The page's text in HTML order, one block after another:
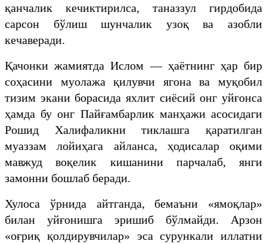
қанчалик кечиктирилса, таназзул гирдобида
сарсон бўлиш шунчалик узоқ ва азобли
кечаверади.
Қачонки жамиятда Ислом — ҳаётнинг ҳар бир
соҳасини муолажа қилувчи ягона ва муқобил
тизим экани борасида яхлит сиёсий онг уйғонса
ҳамда бу онг Пайғамбарлик манҳажи асосидаги
Рошид Халифаликни тиклашга қаратилган
муаззам лойиҳага айланса, ҳодисалар оқими
мавжуд воқелик кишанини парчалаб, янги
замонни бошлаб беради.
Хулоса ўрнида айтганда, бемаъни «ямоқлар»
билан уйғонишга эришиб бўлмайди. Арзон
«оғриқ қолдирувчилар» эса сурункали иллатни